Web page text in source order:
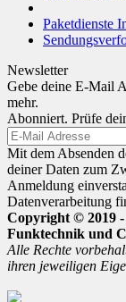
Paketdienste
Newsletter
Gebe deine E-Mail
mehr.
Abonniert. Prüfe
Mit dem Absenden
deiner Daten zum
Anmeldung
Datenverarbeitung
Copyright © 2019 -
Funktechnik und
Alle Rechte
ihren jeweiligen